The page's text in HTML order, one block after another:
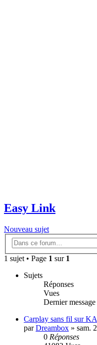
Easy Link
Nouveau sujet
1 sujet • Page 1 sur 1
Sujets
Réponses
Vues
Dernier message
Carplay sans fil sur
parDreambox » sam.
0 Réponses